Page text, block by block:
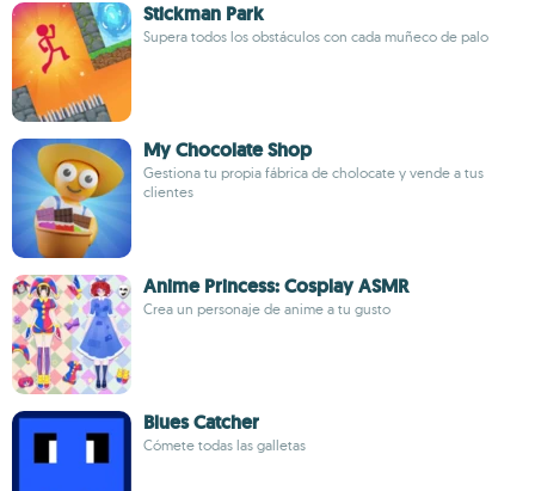
Stickman Park
Supera todos los obstáculos con cada muñeco de palo
My Chocolate Shop
Gestiona tu propia fábrica de cholocate y vende a tus
clientes
Anime Princess: Cosplay ASMR
Crea un personaje de anime a tu gusto
Blues Catcher
Cómete todas las galletas